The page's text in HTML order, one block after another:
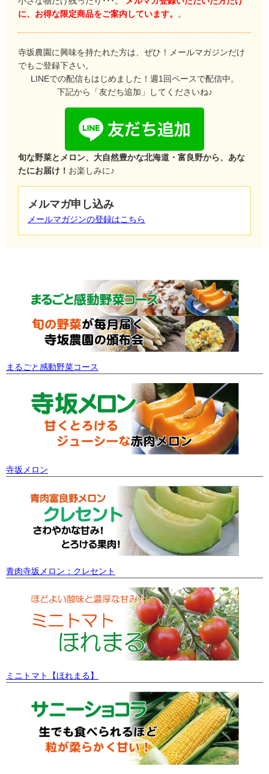
に、お得な限定商品をご案内しています。 。
寺坂農園に興味を持たれた方は、ぜひ！メールマガジンだけ
でもご登録下さい。
LINEでの配信もはじめました！週1回ペースで配信中。
下記から「友だち追加」してくださいね♪
旬な野菜とメロン、大自然豊かな北海道・富良野から、あな
たにお届け！ お楽しみに♪
メルマガ申し込み
メールマガジンの登録はこちら
まるごと感動野菜コース
寺坂メロン
青肉寺坂メロン：クレセント
ミニトマト【ほれまる】